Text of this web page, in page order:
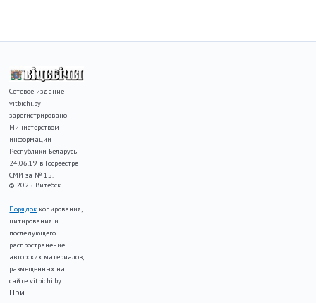
Сетевое издание
vitbichi.by
зарегистрировано
Министерством
информации
Республики Беларусь
24.06.19 в Госреестре
СМИ за № 15.
© 2025 Витебск
Порядок копирования,
цитирования и
последующего
распространение
авторских материалов,
размещенных на
сайте vitbichi.by
При